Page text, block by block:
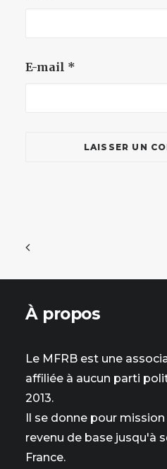
E-mail *
À propos
Le MFRB est une
affiliée à aucun parti
2013.
Il se donne pour
revenu de base jusqu'à
France.